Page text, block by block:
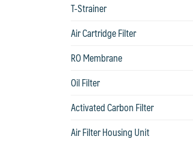
T-Strainer
Air Cartridge Filter
RO Membrane
Oil Filter
Activated Carbon Filter
Air Filter Housing Unit